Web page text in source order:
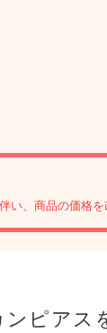
い、商品の価格を
ピアス